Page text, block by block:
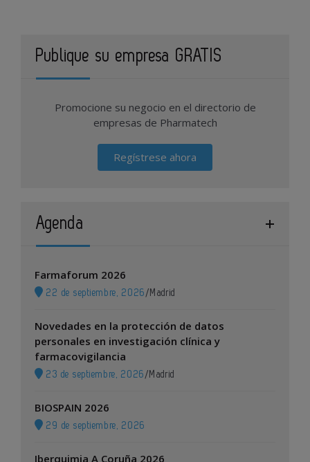
Publique su empresa GRATIS
Promocione su negocio en el directorio de
empresas de Pharmatech
Regístrese ahora
Agenda
Farmaforum 2026
22 de septiembre, 2026 / Madrid
Novedades en la protección de datos
personales en investigación clínica y
farmacovigilancia
23 de septiembre, 2026 / Madrid
BIOSPAIN 2026
29 de septiembre, 2026
Iberquimia A Coruña 2026